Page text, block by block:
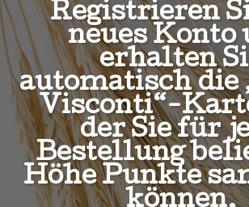
Registrieren
neues Konto
erhalten
automatisch die
Visconti“-
der Sie für
Bestellung
Höhe Punkte
können.